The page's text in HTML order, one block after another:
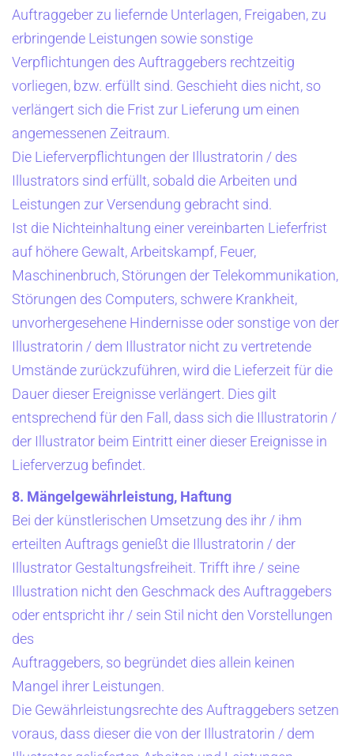
Auftraggeber zu liefernde Unterlagen, Freigaben, zu
erbringende Leistungen sowie sonstige
Verpflichtungen des Auftraggebers rechtzeitig
vorliegen, bzw. erfüllt sind. Geschieht dies nicht, so
verlängert sich die Frist zur Lieferung um einen
angemessenen Zeitraum.
Die Lieferverpflichtungen der Illustratorin / des
Illustrators sind erfüllt, sobald die Arbeiten und
Leistungen zur Versendung gebracht sind.
Ist die Nichteinhaltung einer vereinbarten Lieferfrist
auf höhere Gewalt, Arbeitskampf, Feuer,
Maschinenbruch, Störungen der Telekommunikation,
Störungen des Computers, schwere Krankheit,
unvorhergesehene Hindernisse oder sonstige von der
Illustratorin / dem Illustrator nicht zu vertretende
Umstände zurückzuführen, wird die Lieferzeit für die
Dauer dieser Ereignisse verlängert. Dies gilt
entsprechend für den Fall, dass sich die Illustratorin /
der Illustrator beim Eintritt einer dieser Ereignisse in
Lieferverzug befindet.
8. Mängelgewährleistung, Haftung
Bei der künstlerischen Umsetzung des ihr / ihm
erteilten Auftrags genießt die Illustratorin / der
Illustrator Gestaltungsfreiheit. Trifft ihre / seine
Illustration nicht den Geschmack des Auftraggebers
oder entspricht ihr / sein Stil nicht den Vorstellungen
des
Auftraggebers, so begründet dies allein keinen
Mangel ihrer Leistungen.
Die Gewährleistungsrechte des Auftraggebers setzen
voraus, dass dieser die von der Illustratorin / dem